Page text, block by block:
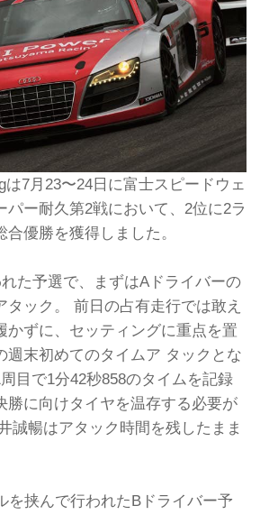
は7月23〜24日に富士スピードウェ
パー耐久第2戦において、2位に2ラ
優勝を獲得しました。
た予選で、まずはAドライバーの
タック。 前日の占有走行では敢え
かずに、セッティングに重点を置
週末初めてのタイムア タックとな
目で1分42秒858のタイムを記録
勝に向けタイヤを温存する必要が
誠暢はアタック時間を残したまま
を挟んで行われたBドライバー予